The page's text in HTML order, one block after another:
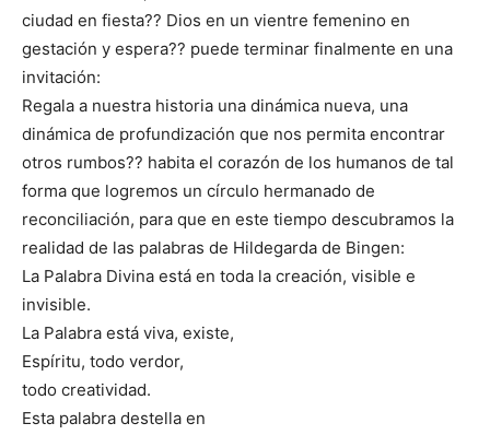
ciudad en fiesta?? Dios en un vientre femenino en
gestación y espera?? puede terminar finalmente en una
invitación:
Regala a nuestra historia una dinámica nueva, una
dinámica de profundización que nos permita encontrar
otros rumbos?? habita el corazón de los humanos de tal
forma que logremos un círculo hermanado de
reconciliación, para que en este tiempo descubramos la
realidad de las palabras de Hildegarda de Bingen:
La Palabra Divina está en toda la creación, visible e
invisible.
La Palabra está viva, existe,
Espíritu, todo verdor,
todo creatividad.
Esta palabra destella en